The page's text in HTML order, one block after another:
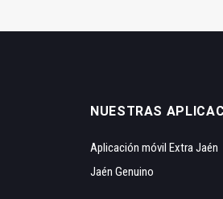
NUESTRAS
Aplicación móvil Extra Jaén
Jaén Genuino